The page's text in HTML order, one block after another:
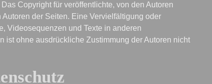
Copyright für veröffentlichte, von den Autoren
der Seiten. Eine Vervielfältigung oder
Videosequenzen und Texte in anderen
ist ohne ausdrückliche Zustimmung der Autoren nicht